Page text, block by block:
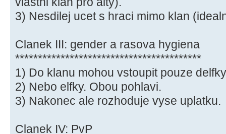
3) Nesdilej ucet s hraci mimo klan
Clanek III: gender a rasova hygiena
*****************************************
1) Do klanu mohou vstoupit pouze
2) Nebo elfky. Obou pohlavi.
3) Nakonec ale rozhoduje vyse uplatku.
Clanek IV: PvP